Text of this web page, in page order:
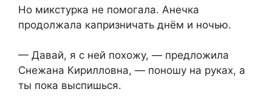
Но микстурка не помогала. Анечка
продолжала капризничать днём и ночью.
— Давай, я с ней похожу, — предложила
Снежана Кирилловна, — поношу на руках, а
ты пока выспишься.